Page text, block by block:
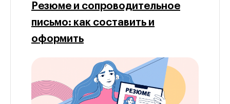
Резюме и сопроводительное
письмо: как составить и
оформить